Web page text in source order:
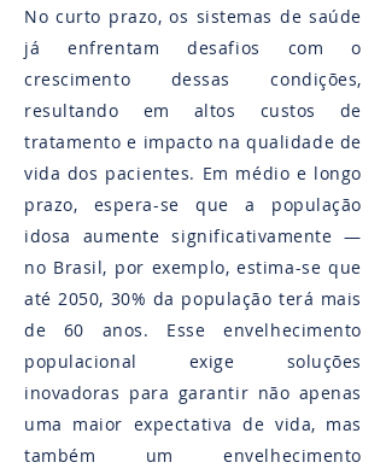
No curto prazo, os sistemas de saúde
já enfrentam desafios com o
crescimento dessas condições,
resultando em altos custos de
tratamento e impacto na qualidade de
vida dos pacientes. Em médio e longo
prazo, espera-se que a população
idosa aumente significativamente —
no Brasil, por exemplo, estima-se que
até 2050, 30% da população terá mais
de 60 anos​. Esse envelhecimento
populacional exige soluções
inovadoras para garantir não apenas
uma maior expectativa de vida, mas
também um envelhecimento